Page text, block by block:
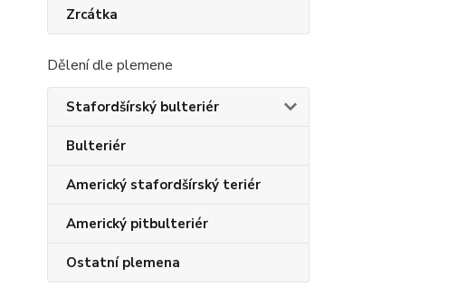
Zrcátka
Dělení dle plemene
Stafordšírský bulteriér
Bulteriér
Americký stafordšírský teriér
Americký pitbulteriér
Ostatní plemena